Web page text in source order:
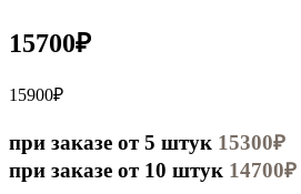
15700₽
15900₽
при заказе от 5 штук 15300₽
при заказе от 10 штук 14700₽